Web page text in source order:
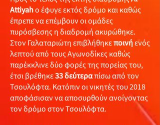
Attiyahο έφυγε εκτός δρόμο και καθώς
έπρεπε να επέμβουν οι ομάδες
πυρόσβεσης η διαδρομή ακυρώθηκε.
Στον Γαλαταριώτη επιβλήθηκεποινήενός
λεπτού από τους Αγωνοδίκες καθώς
παρέκκλινε δύο φορές της πορείας του,
έτσι βρέθηκε33 δεύτεραπίσω από τον
Τσουλόφτα. Κατόπιν οι νικητές του 2018
αποφάσισαν να αποσυρθούν ανοίγοντας
τον δρόμο στον Τσουλόφτα.